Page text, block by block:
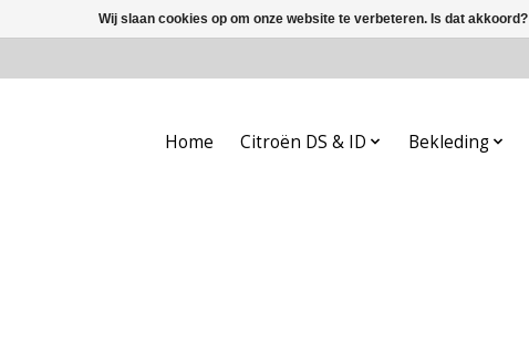
Home Citroën DS & ID Bekleding
Wij slaan cookies op om onze website te verbeteren. Is dat akkoord?